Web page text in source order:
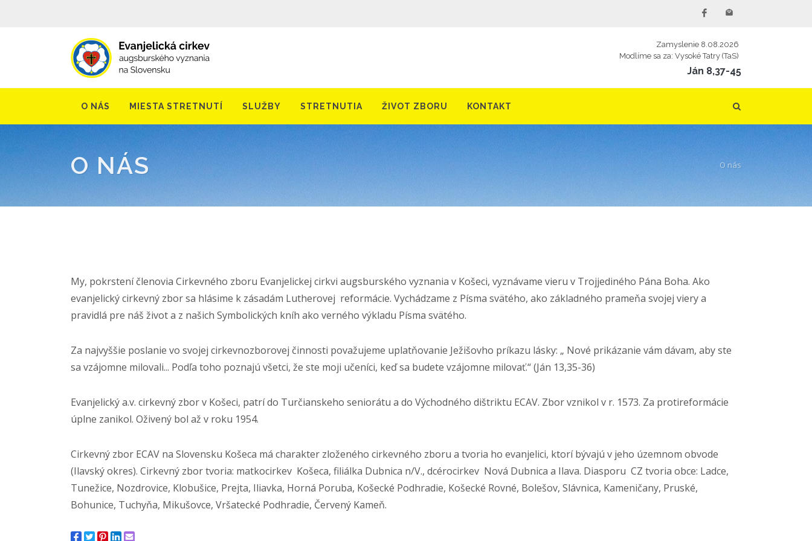
Zamyslenie 8.08.2026
Modlíme sa za: Vysoké Tatry (TaS)
Ján 8,37-45
O NÁS MIESTA STRETNUTÍ SLUŽBY STRETNUTIA ŽIVOT ZBORU KONTAKT
O NÁS O nás
My, pokrstení členovia Cirkevného zboru Evanjelickej cirkvi augsburského vyznania v Košeci, vyznávame vieru v Trojjediného Pána Boha. Ako
evanjelický cirkevný zbor sa hlásime k zásadám Lutherovej reformácie. Vychádzame z Písma svätého, ako základného prameňa svojej viery a
pravidlá pre náš život a z našich Symbolických kníh ako verného výkladu Písma svätého.
Za najvyššie poslanie vo svojej cirkevnozborovej činnosti považujeme uplatňovanie Ježišovho príkazu lásky: „ Nové prikázanie vám dávam, aby ste
sa vzájomne milovali... Podľa toho poznajú všetci, že ste moji učeníci, keď sa budete vzájomne milovať.“ (Ján 13,35-36)
Evanjelický a.v. cirkevný zbor v Košeci, patrí do Turčianskeho seniorátu a do Východného dištriktu ECAV. Zbor vznikol v r. 1573. Za protireformácie
úplne zanikol. Oživený bol až v roku 1954.
Cirkevný zbor ECAV na Slovensku Košeca má charakter zloženého cirkevného zboru a tvoria ho evanjelici, ktorí bývajú v jeho územnom obvode
(Ilavský okres). Cirkevný zbor tvoria: matkocirkev Košeca, filiálka Dubnica n/V., dcérocirkev Nová Dubnica a Ilava. Diasporu CZ tvoria obce: Ladce,
Tunežice, Nozdrovice, Klobušice, Prejta, Iliavka, Horná Poruba, Košecké Podhradie, Košecké Rovné, Bolešov, Slávnica, Kameničany, Pruské,
Bohunice, Tuchyňa, Mikušovce, Vršatecké Podhradie, Červený Kameň.